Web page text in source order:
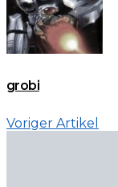
grobi
Voriger Artikel